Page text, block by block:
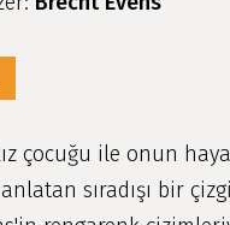
çocuğu ile onun
sıradışı bir